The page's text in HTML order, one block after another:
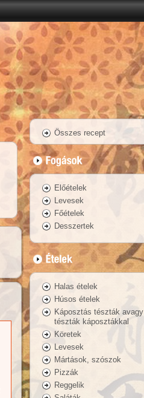
Összes recept
Előételek
Levesek
Főételek
Desszertek
Halas ételek
Húsos ételek
Káposztás tészták avagy
tészták káposztákkal
Köretek
Levesek
Mártások, szószok
Pizzák
Reggelik